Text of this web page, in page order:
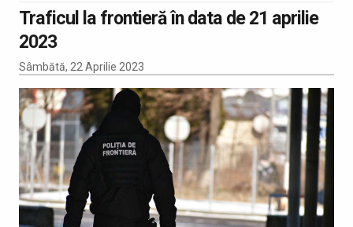
Traficul la frontieră în data de 21 aprilie
2023
Sâmbătă, 22 Aprilie 2023